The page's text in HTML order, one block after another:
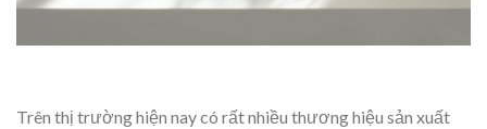
Trên thị trường hiện nay có rất nhiều thương hiệu sản xuất